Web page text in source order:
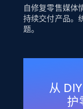
自修复零售媒体
持续交付产品。
题。
从
护